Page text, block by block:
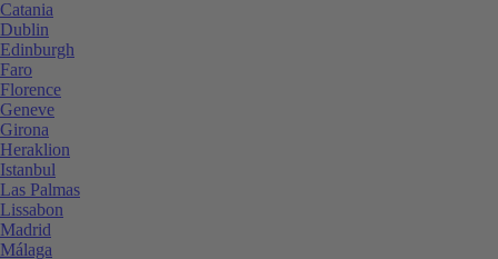
Catania
Dublin
Edinburgh
Faro
Florence
Geneve
Girona
Heraklion
Istanbul
Las Palmas
Lissabon
Madrid
Málaga